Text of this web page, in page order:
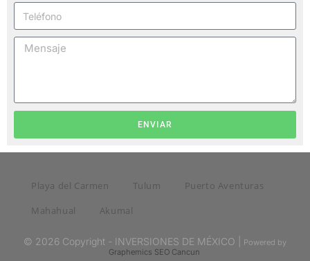
ENVIAR
Playa del Carmen Tulum
Puerto Aventuras
Mahahual
Akumal
© 2026 Copyright - INVERSIONES DE MÉXICO |
Powered by
Graphemics SEO Cancun